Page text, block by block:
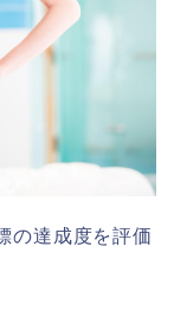
の達成度を評価